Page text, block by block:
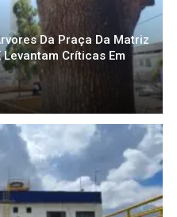
Da Praça Da Matriz
Críticas Em